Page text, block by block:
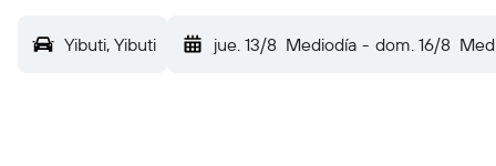
Yibuti, Yibuti jue. 13/8 Mediodía - dom. 16/8